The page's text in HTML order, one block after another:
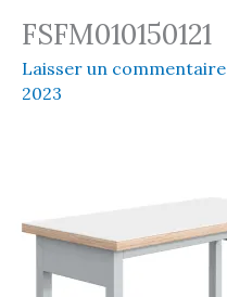
FSFM010150121
Laisser un commentaire
2023